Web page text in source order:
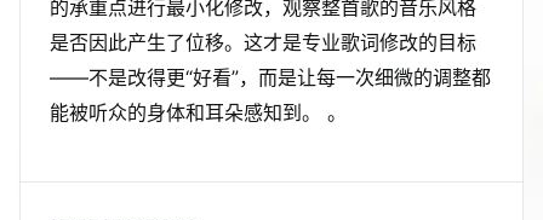
的承重点进行最小化修改，观察整首歌的音乐风格
是否因此产生了位移。这才是专业歌词修改的目标
——不是改得更“好看”，而是让每一次细微的调整都
能被听众的身体和耳朵感知到。 。